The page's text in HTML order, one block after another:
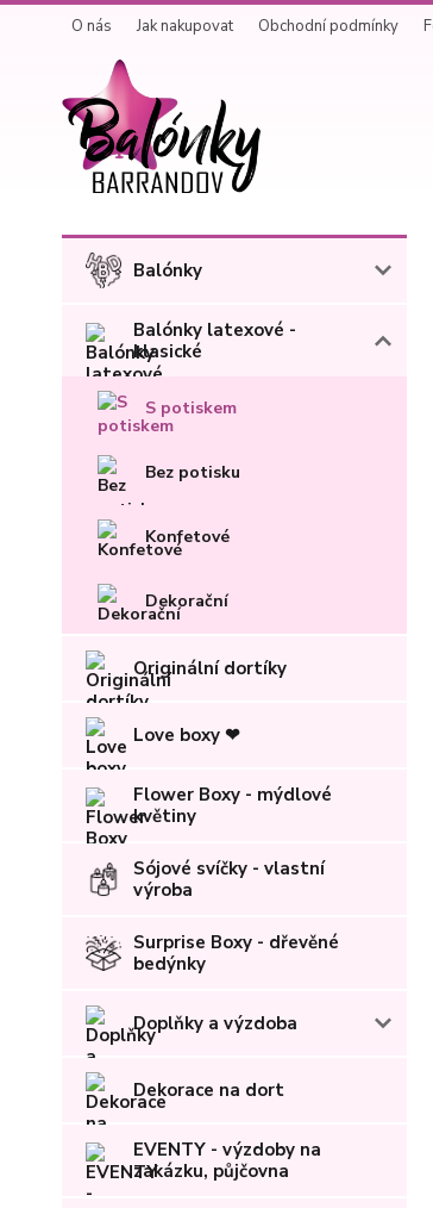
O nás Jak nakupovat Obchodní podmínky
Balónky
Balónky latexové -
klasické
S potiskem
Bez potisku
Konfetové
Dekorační
Originální dortíky
Love boxy ❤
Flower Boxy - mýdlové
květiny
Sójové svíčky - vlastní
výroba
Surprise Boxy - dřevěné
bedýnky
Doplňky a výzdoba
Dekorace na dort
EVENTY - výzdoby na
zakázku, půjčovna